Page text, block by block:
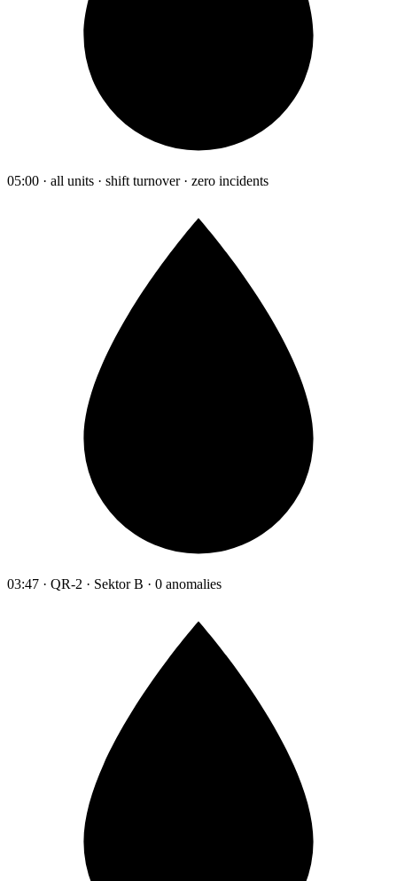
05:00 · all units · shift turnover · zero incidents
03:47 · QR-2 · Sektor B · 0 anomalies